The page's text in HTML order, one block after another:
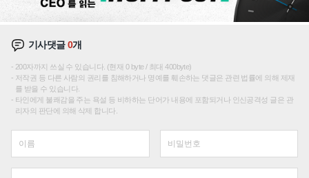
기사댓글0개
200자까지 쓰실 수 있습니다. (현재 0 byte / 최대 400byte)
저작권 등 다른 사람의 권리를 침해하거나 명예를 훼손하는 댓글은 관련 법률에 의해 제재
를 받을 수 있습니다.
타인에게 불쾌감을 주는 욕설 등 비하하는 단어가 내용에 포함되거나 인신공격성 글은 관
리자의 판단에 의해 삭제 합니다.